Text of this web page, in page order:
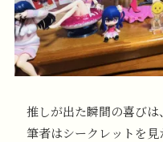
推しが出た瞬間の喜びは
筆者はシークレットを見